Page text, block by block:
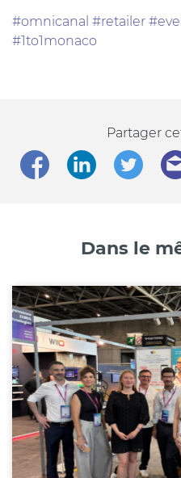
#omnicanal #retailer
#1to1monaco
Partager
Dans le